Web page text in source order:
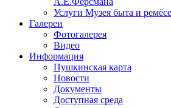
Услуги Музея быта и
Галереи
Фотогалерея
Видео
Информация
Пушкинская карта
Новости
Документы
Доступная среда